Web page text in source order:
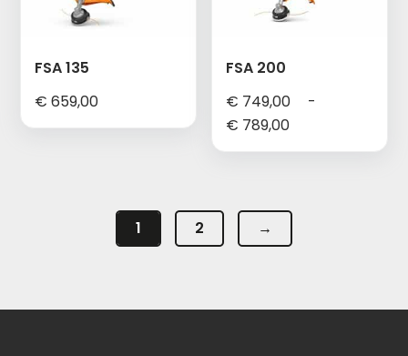
FSA 135
€ 659,00
FSA 200
€ 749,00
-
€ 789,00
€ 749,00
1
2 →